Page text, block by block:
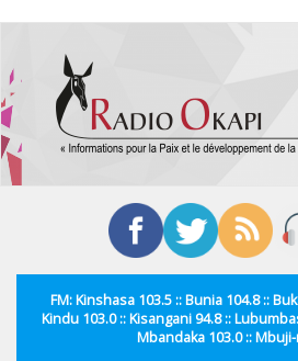
contenu
principal
FM: Kinshasa 103.5 :: Bunia 104.8 ::
Kindu 103.0 :: Kisangani 94.8 ::
Mbandaka 103.0 ::